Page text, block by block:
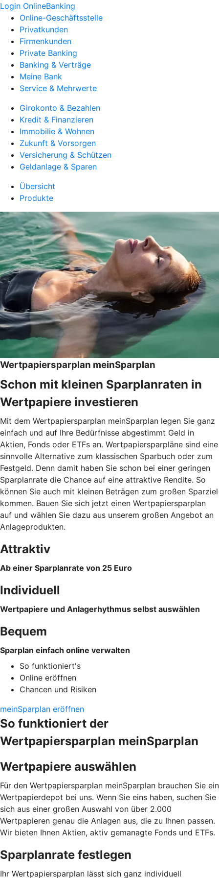
Login OnlineBanking
Online-Geschäftsstelle
Privatkunden
Firmenkunden
Private Banking
Banking & Verträge
Meine Bank
Service & Mehrwerte
Girokonto & Bezahlen
Kredit & Finanzieren
Immobilie & Wohnen
Zukunft & Vorsorgen
Versicherung & Schützen
Geldanlage & Sparen
Übersicht
Produkte
Wertpapiersparplan meinSparplan
Schon mit kleinen Sparplanraten in
Wertpapiere investieren
Mit dem Wertpapiersparplan meinSparplan legen Sie ganz
einfach und auf Ihre Bedürfnisse abgestimmt Geld in
Aktien, Fonds oder ETFs an. Wertpapiersparpläne sind eine
sinnvolle Alternative zum klassischen Sparbuch oder zum
Festgeld. Denn damit haben Sie schon bei einer geringen
Sparplanrate die Chance auf eine attraktive Rendite. So
können Sie auch mit kleinen Beträgen zum großen Sparziel
kommen. Bauen Sie sich jetzt einen Wertpapiersparplan
auf und wählen Sie dazu aus unserem großen Angebot an
Anlageprodukten.
Attraktiv
Ab einer Sparplanrate von 25 Euro
Individuell
Wertpapiere und Anlagerhythmus selbst auswählen
Bequem
Sparplan einfach online verwalten
So funktioniert's
Online eröffnen
Chancen und Risiken
meinSparplan eröffnen
So funktioniert der
Wertpapiersparplan meinSparplan
Wertpapiere auswählen
Für den Wertpapiersparplan meinSparplan brauchen Sie ein
Wertpapierdepot bei uns. Wenn Sie eins haben, suchen Sie
sich aus einer großen Auswahl von über 2.000
Wertpapieren genau die Anlagen aus, die zu Ihnen passen.
Wir bieten Ihnen Aktien, aktiv gemanagte Fonds und ETFs.
Sparplanrate festlegen
Ihr Wertpapiersparplan lässt sich ganz individuell